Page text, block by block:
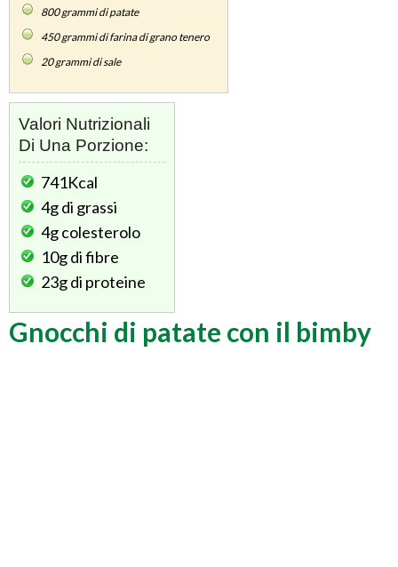
800grammi di patate
450grammi di farina di grano tenero
20grammi di sale
Valori Nutrizionali
Di Una Porzione:
741Kcal
4gdi grassi
4gcolesterolo
10gdi fibre
23gdi proteine
Gnocchi di patate con il bimby